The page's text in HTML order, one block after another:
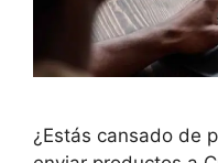
¿Estás cansado de